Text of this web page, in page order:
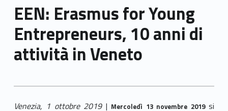
EEN: Erasmus for Young
Entrepreneurs, 10 anni di
attività in Veneto
Venezia, 1 ottobre 2019| Mercoledì 13 novembre 2019si